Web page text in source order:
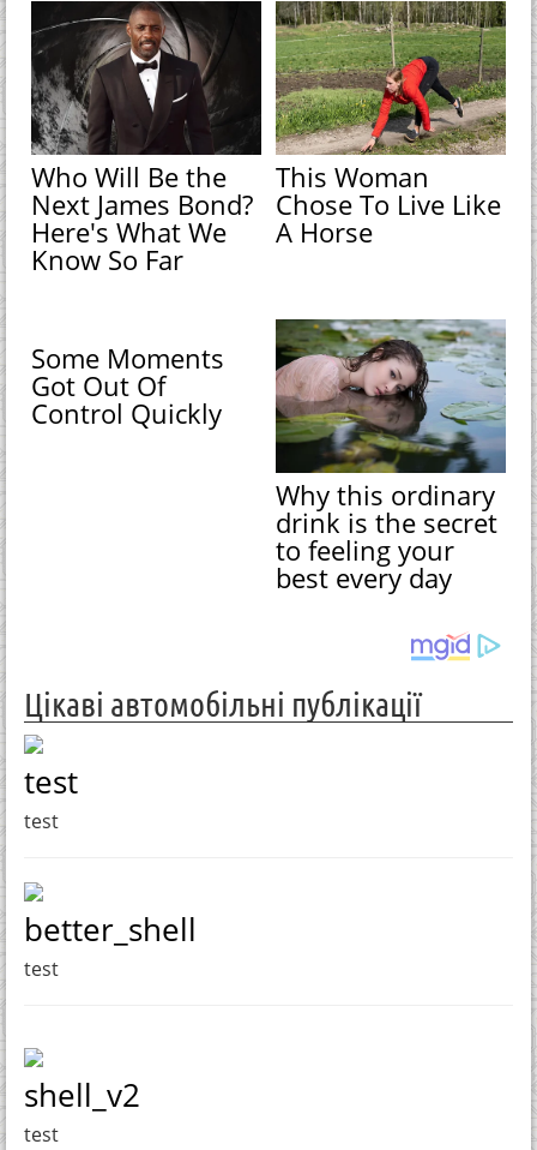
Who Will Be the
Next James Bond?
Here's What We
Know So Far
This Woman
Chose To Live Like
A Horse
Some Moments
Got Out Of
Control Quickly
Why this ordinary
drink is the secret
to feeling your
best every day
Цікаві автомобільні публікації
test
test
better_shell
test
shell_v2
test